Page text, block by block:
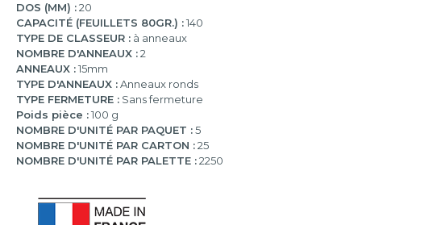
DOS (MM) :20
CAPACITÉ (FEUILLETS 80GR.) :140
TYPE DE CLASSEUR : à anneaux
NOMBRE D'ANNEAUX :2
ANNEAUX :15mm
TYPE D'ANNEAUX :Anneaux ronds
TYPE FERMETURE : Sans fermeture
Poids pièce :100 g
NOMBRE D'UNITÉ PAR PAQUET :5
NOMBRE D'UNITÉ PAR CARTON :25
NOMBRE D'UNITÉ PAR PALETTE :2250